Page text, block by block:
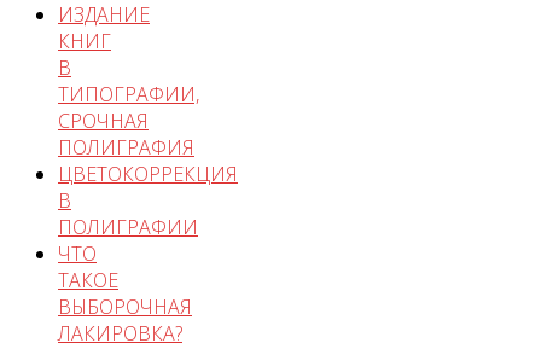
ИЗДАНИЕ
КНИГ
В
ТИПОГРАФИИ,
СРОЧНАЯ
ПОЛИГРАФИЯ
ЦВЕТОКОРРЕКЦИЯ
В
ПОЛИГРАФИИ
ЧТО
ТАКОЕ
ВЫБОРОЧНАЯ
ЛАКИРОВКА?